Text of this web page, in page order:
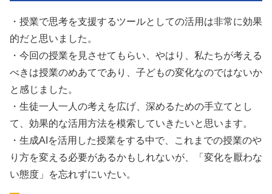
・授業で思考を支援するツールとしての活用は非常に効果
的だと思いました。
・今回の授業を見させてもらい、やはり、私たちが考える
べきは授業のめあてであり、子どもの変化なのではないか
と感じました。
・生徒一人一人の考えを広げ、深めるための手立てとし
て、効果的な活用方法を模索していきたいと思います。
・生成AIを活用した授業をする中で、これまでの授業のや
り方を変える必要があるかもしれないが、「変化を厭わな
い態度」を忘れずにいたい。